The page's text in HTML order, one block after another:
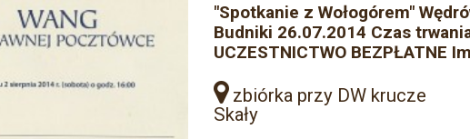
"Spotkanie z Wołogórem"
Budniki 26.07.2014 Czas
UCZESTNICTWO BEZPŁATNE
zbiórka przy DW krucze
Skały